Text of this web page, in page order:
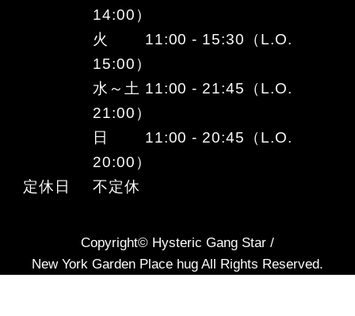
14:00）
火 11:00 - 15:30（L.O.
15:00）
水～土 11:00 - 21:45（L.O.
21:00）
日 11:00 - 20:45（L.O.
20:00）
定休日
不定休
Copyright© Hysteric Gang Star /
New York Garden Place hug All Rights Reserved.